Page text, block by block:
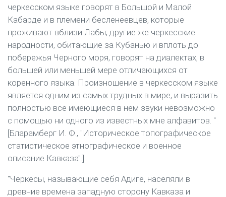
черкесском языке говорят в Большой и Малой
Кабарде и в племени бесленеевцев, которые
проживают вблизи Лабы; другие же черкесские
народности, обитающие за Кубанью и вплоть до
побережья Черного моря, говорят на диалектах, в
большей или меньшей мере отличающихся от
коренного языка. Произношение в черкесском языке
является одним из самых трудных в мире, и выразить
полностью все имеющиеся в нем звуки невозможно
с помощью ни одного из известных мне алфавитов. "
[Бларамберг И. Ф., "Историческое топографическое
статистическое этнографическое и военное
описание Кавказа".]
"Черкесы, называющие себя Адиге, населяли в
древние времена западную сторону Кавказа и